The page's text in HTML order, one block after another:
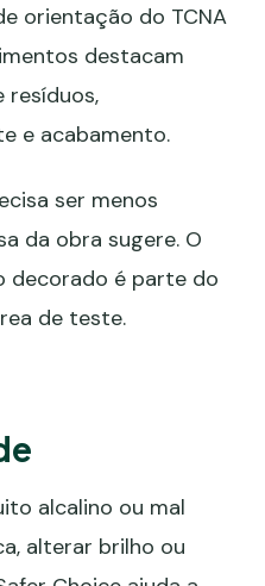
orientação do TCNA
destacam
resíduos,
e acabamento.
ser menos
da obra sugere. O
decorado é parte do
de teste.
alcalino ou mal
alterar brilho ou